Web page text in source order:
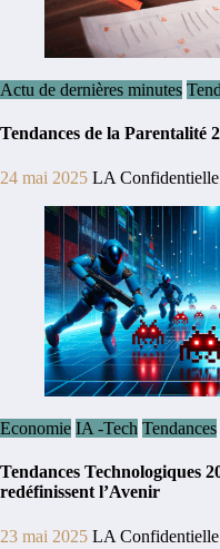
Actu de dernières minutes
Tendances de la Parentalité
24 mai 2025 LA Confidentielle
Economie IA -Tech Tendances
Tendances Technologiques
redéfinissent l’Avenir
23 mai 2025 LA Confidentielle